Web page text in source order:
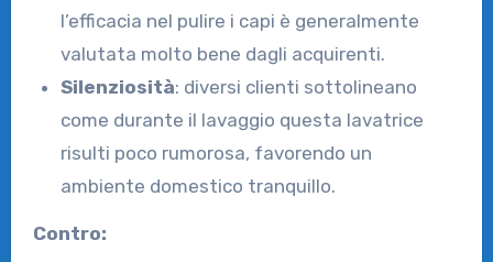
l’efficacia nel pulire i capi è generalmente
valutata molto bene dagli acquirenti.
Silenziosità: diversi clienti sottolineano
come durante il lavaggio questa lavatrice
risulti poco rumorosa, favorendo un
ambiente domestico tranquillo.
Contro: